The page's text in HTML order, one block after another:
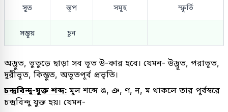
সূত স্তূপ সমূহ স্ফূর্তি
সম্ভূয় হূন
অদ্ভুত, ভুতুড়ে ছাড়া সব ভূত উ-কার হবে। যেমন- উদ্ভূত, পরাভূত,
দূরীভূত, কিম্ভুত, অভূতপূর্ব প্রভৃতি।
চন্দ্রবিন্দু-যুক্ত শব্দ: মূল শব্দে ঙ, ঞ, ণ, ন, ম থাকলে তার পূর্বস্বরে
চন্দ্রবিন্দু যুক্ত হয়। যেমন-